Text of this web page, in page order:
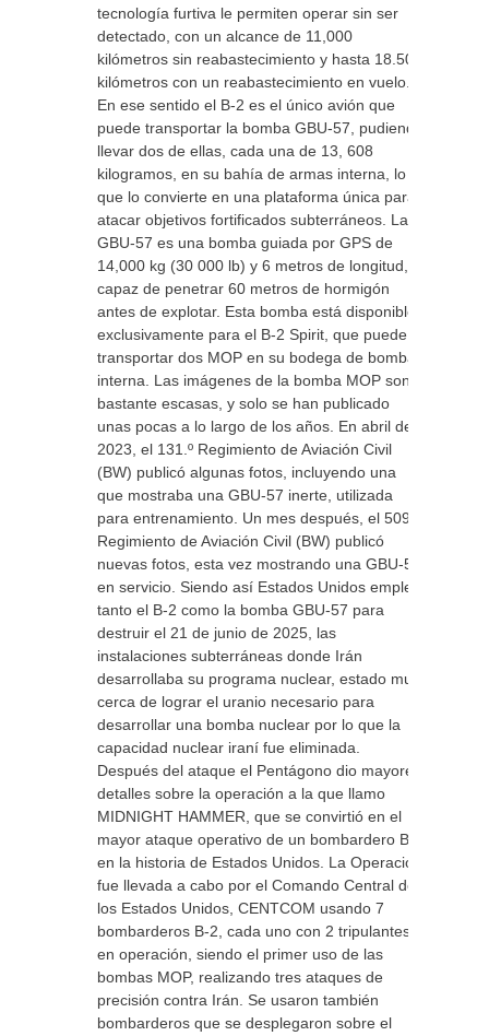
tecnología furtiva le permiten operar sin ser
detectado, con un alcance de 11,000
kilómetros sin reabastecimiento y hasta 18.500
kilómetros con un reabastecimiento en vuelo.
En ese sentido el B-2 es el único avión que
puede transportar la bomba GBU-57, pudiendo
llevar dos de ellas, cada una de 13, 608
kilogramos, en su bahía de armas interna, lo
que lo convierte en una plataforma única para
atacar objetivos fortificados subterráneos. La
GBU-57 es una bomba guiada por GPS de
14,000 kg (30 000 lb) y 6 metros de longitud,
capaz de penetrar 60 metros de hormigón
antes de explotar. Esta bomba está disponible
exclusivamente para el B-2 Spirit, que puede
transportar dos MOP en su bodega de bombas
interna. Las imágenes de la bomba MOP son
bastante escasas, y solo se han publicado
unas pocas a lo largo de los años. En abril de
2023, el 131.º Regimiento de Aviación Civil
(BW) publicó algunas fotos, incluyendo una
que mostraba una GBU-57 inerte, utilizada
para entrenamiento. Un mes después, el 509.º
Regimiento de Aviación Civil (BW) publicó
nuevas fotos, esta vez mostrando una GBU-57
en servicio. Siendo así Estados Unidos empleo
tanto el B-2 como la bomba GBU-57 para
destruir el 21 de junio de 2025, las
instalaciones subterráneas donde Irán
desarrollaba su programa nuclear, estado muy
cerca de lograr el uranio necesario para
desarrollar una bomba nuclear por lo que la
capacidad nuclear iraní fue eliminada.
Después del ataque el Pentágono dio mayores
detalles sobre la operación a la que llamo
MIDNIGHT HAMMER, que se convirtió en el
mayor ataque operativo de un bombardero B-2
en la historia de Estados Unidos. La Operación
fue llevada a cabo por el Comando Central de
los Estados Unidos, CENTCOM usando 7
bombarderos B-2, cada uno con 2 tripulantes
en operación, siendo el primer uso de las
bombas MOP, realizando tres ataques de
precisión contra Irán. Se usaron también
bombarderos que se desplegaron sobre el